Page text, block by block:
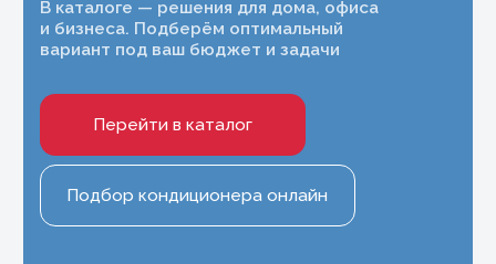
Москва и Московская область
8 (977) 716-54-34
8 (495) 799-45-89